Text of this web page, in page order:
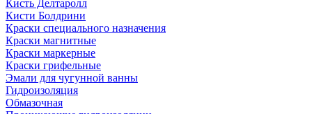
Кисть Делтаролл
Кисти Болдрини
Краски специального назначения
Краски магнитные
Краски маркерные
Краски грифельные
Эмали для чугунной ванны
Гидроизоляция
Обмазочная